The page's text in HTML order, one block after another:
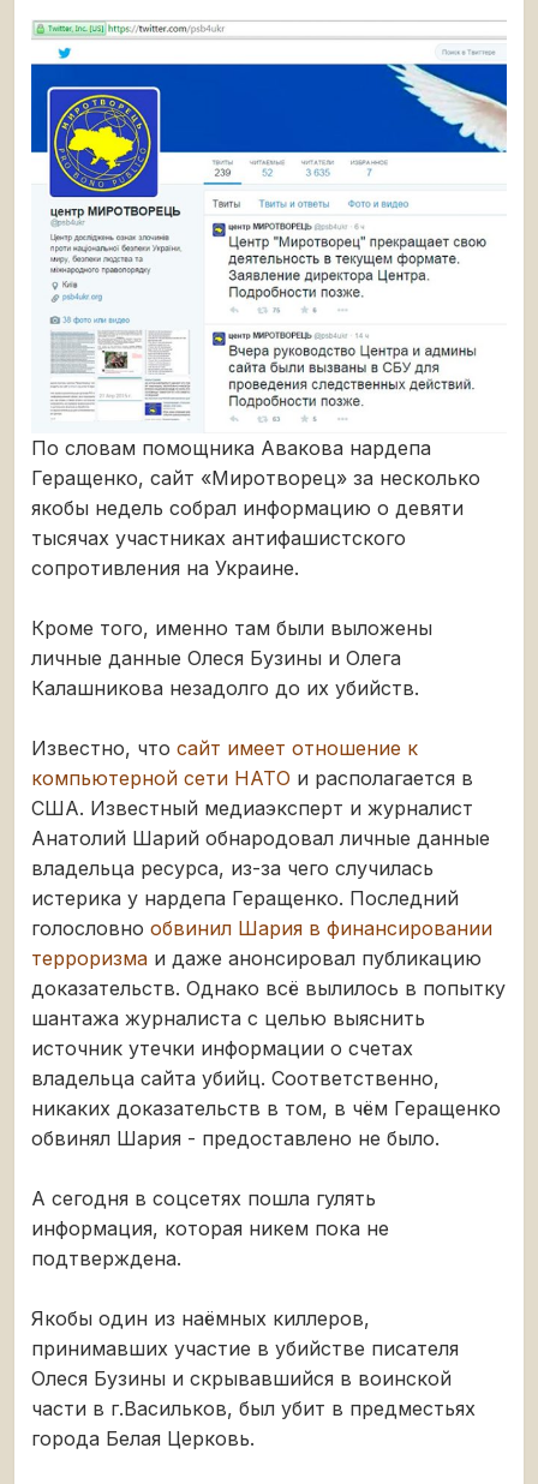
По словам помощника Авакова нардепа
Геращенко, сайт «Миротворец» за несколько
якобы недель собрал информацию о девяти
тысячах участниках антифашистского
сопротивления на Украине.
Кроме того, именно там были выложены
личные данные Олеся Бузины и Олега
Калашникова незадолго до их убийств.
Известно, что сайт имеет отношение к
компьютерной сети НАТО и располагается в
США. Известный медиаэксперт и журналист
Анатолий Шарий обнародовал личные данные
владельца ресурса, из-за чего случилась
истерика у нардепа Геращенко. Последний
голословно обвинил Шария в финансировании
терроризма и даже анонсировал публикацию
доказательств. Однако всё вылилось в попытку
шантажа журналиста с целью выяснить
источник утечки информации о счетах
владельца сайта убийц. Соответственно,
никаких доказательств в том, в чём Геращенко
обвинял Шария - предоставлено не было.
А сегодня в соцсетях пошла гулять
информация, которая никем пока не
подтверждена.
Якобы один из наёмных киллеров,
принимавших участие в убийстве писателя
Олеся Бузины и скрывавшийся в воинской
части в г.Васильков, был убит в предместьях
города Белая Церковь.